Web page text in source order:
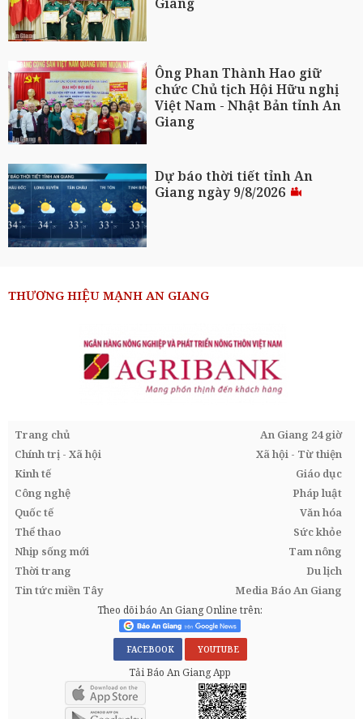
Ông Phan Thành Hao giữ
chức Chủ tịch Hội Hữu nghị
Việt Nam - Nhật Bản tỉnh An
Giang
Dự báo thời tiết tỉnh An
Giang ngày 9/8/2026
THƯƠNG HIỆU MẠNH AN GIANG
Trang chủ
An Giang 24 giờ
Chính trị - Xã hội
Xã hội - Từ thiện
Kinh tế
Giáo dục
Công nghệ
Pháp luật
Quốc tế
Văn hóa
Thể thao
Sức khỏe
Nhịp sống mới
Tam nông
Thời trang
Du lịch
Tin tức miền Tây
Media Báo An Giang
Theo dõi báo An Giang Online trên:
FACEBOOK YOUTUBE
Tải Báo An Giang App